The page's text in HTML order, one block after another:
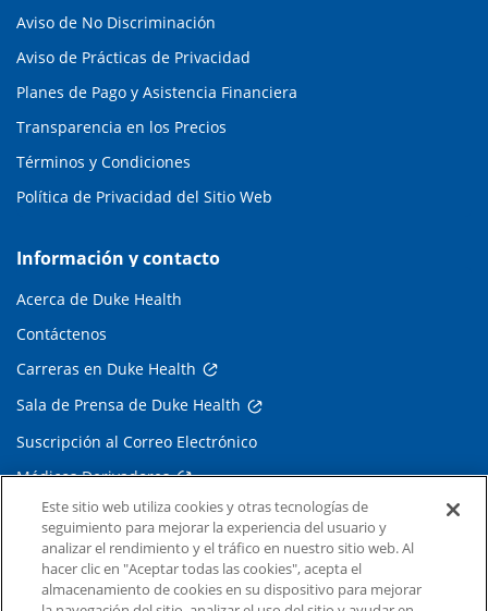
Aviso de No Discriminación
Aviso de Prácticas de Privacidad
Planes de Pago y Asistencia Financiera
Transparencia en los Precios
Términos y Condiciones
Política de Privacidad del Sitio Web
Información y contacto
Acerca de Duke Health
Contáctenos
Carreras en Duke Health
Sala de Prensa de Duke Health
Suscripción al Correo Electrónico
Médicos Derivadores
Enlaces relacionados
Duke Cancer Institute
Este sitio web utiliza cookies y otras tecnologías de
seguimiento para mejorar la experiencia del usuario y
analizar el rendimiento y el tráfico en nuestro sitio web. Al
hacer clic en "Aceptar todas las cookies", acepta el
almacenamiento de cookies en su dispositivo para mejorar